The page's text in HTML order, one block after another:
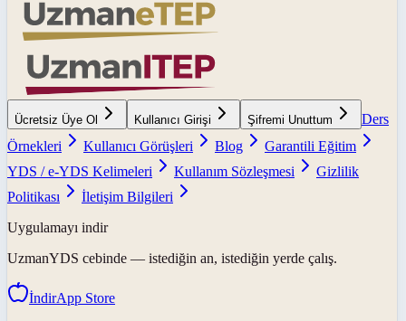
Ücretsiz Üye Ol Kullanıcı Girişi Şifremi Unuttum
Ders
Örnekleri
Kullanıcı Görüşleri Blog
Garantili Eğitim
YDS / e-YDS Kelimeleri
Kullanım Sözleşmesi
Gizlilik
Politikası
İletişim Bilgileri
Uygulamayı indir
UzmanYDS cebinde — istediğin an, istediğin yerde çalış.
İndirApp Store